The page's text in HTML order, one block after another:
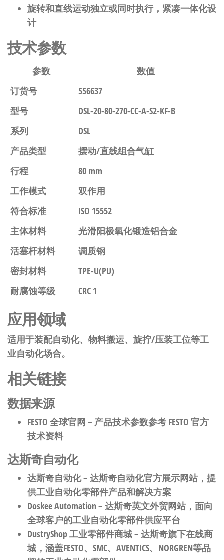
旋转和直线运动独立或同时执行，紧凑一体化设
计
技术参数
参数
数值
订货号
556637
型号
DSL-20-80-270-CC-A-S2-KF-B
系列
DSL
产品类型
摆动/直线组合气缸
行程
80 mm
工作模式
双作用
符合标准
ISO 15552
主体材料
光滑阳极氧化锻造铝合金
活塞杆材料
调质钢
密封材料
TPE-U(PU)
耐腐蚀等级
CRC 1
应用领域
适用于装配自动化、物料搬运、旋拧/压装工位等工
业自动化场合。
相关链接
数据来源
FESTO 全球官网 – 产品技术参数参考 FESTO 官方
技术资料
达斯奇自动化
达斯奇自动化– 达斯奇自动化官方展示网站，提
供工业自动化零部件产品和解决方案
Doskee Automation– 达斯奇英文外贸网站，面向
全球客户的工业自动化零部件供应平台
DustryShop 工业零部件商城– 达斯奇旗下在线商
城，涵盖FESTO、SMC、AVENTICS、NORGREN等品